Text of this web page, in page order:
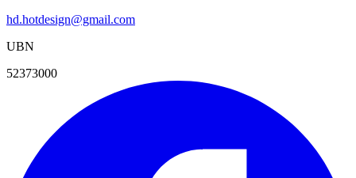
hd.hotdesign@gmail.com
UBN
52373000